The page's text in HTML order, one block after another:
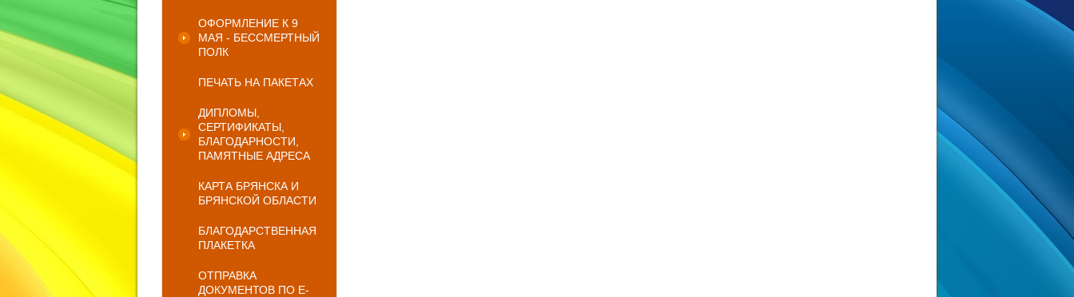
ОФОРМЛЕНИЕ К 9
МАЯ - БЕССМЕРТНЫЙ
ПОЛК
ПЕЧАТЬ НА ПАКЕТАХ
ДИПЛОМЫ,
СЕРТИФИКАТЫ,
БЛАГОДАРНОСТИ,
ПАМЯТНЫЕ АДРЕСА
КАРТА БРЯНСКА И
БРЯНСКОЙ ОБЛАСТИ
БЛАГОДАРСТВЕННАЯ
ПЛАКЕТКА
ОТПРАВКА
ДОКУМЕНТОВ ПО E-